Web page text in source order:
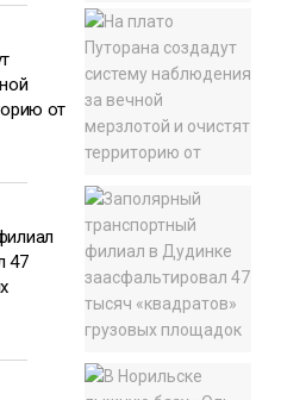
от
47